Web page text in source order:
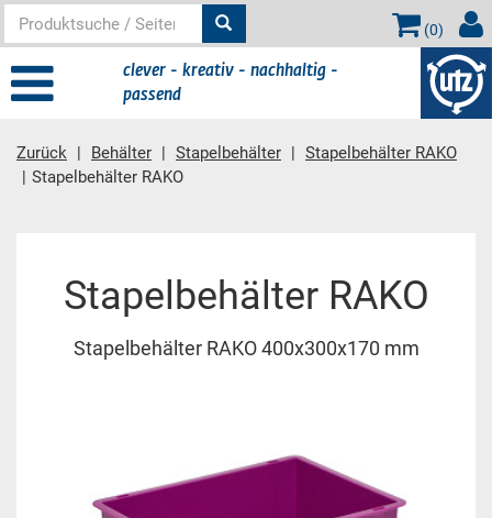
(0)
clever - kreativ - nachhaltig -
passend
Zurück Behälter Stapelbehälter
Stapelbehälter RAKO
Stapelbehälter RAKO
Stapelbehälter RAKO
Stapelbehälter RAKO 400x300x170 mm